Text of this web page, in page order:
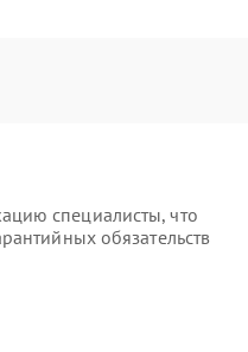
специалисты, что
обязательств